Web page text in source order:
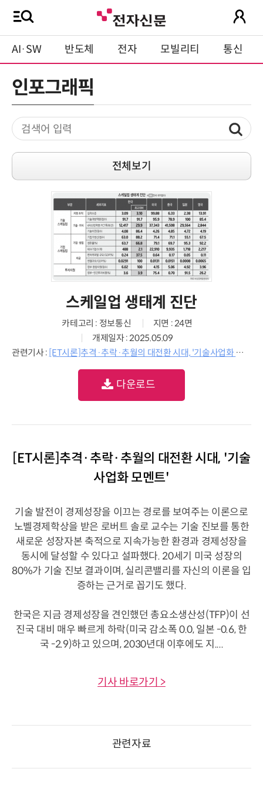
AI·SW 반도체 전자 모빌리티 통신
인포그래픽
전체보기
스케일업 생태계 진단
카테고리 : 정보통신
지면 : 24면
개제일자 : 2025.05.09
관련기사 : [ET시론]추격·추락·추월의 대전환 시대, '기술사업화 모멘트'
다운로드
[ET시론]추격·추락·추월의 대전환 시대, '기술
사업화 모멘트'
기술 발전이 경제성장을 이끄는 경로를 보여주는 이론으로
노벨경제학상을 받은 로버트 솔로 교수는 기술 진보를 통한
새로운 성장자본 축적으로 지속가능한 환경과 경제성장을
동시에 달성할 수 있다고 설파했다. 20세기 미국 성장의
80%가 기술 진보 결과이며, 실리콘밸리를 자신의 이론을 입
증하는 근거로 꼽기도 했다.
한국은 지금 경제성장을 견인했던 총요소생산성(TFP)이 선
진국 대비 매우 빠르게 하락(미국 감소폭 0.0, 일본 -0.6, 한
국 -2.9)하고 있으며, 2030년대 이후에도 지....
기사 바로가기 >
관련자료